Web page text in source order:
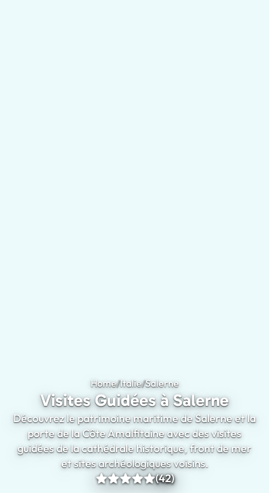
Home/Italie/SalerneVisites Guidées à
Visites Guidées à Salerne
Découvrez le patrimoine maritime de Salerne et la
porte de la Côte Amalfitaine avec des visites
guidées de la cathédrale historique, front de mer
et sites archéologiques voisins.
(42)